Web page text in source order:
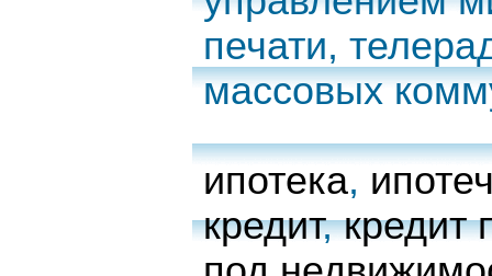
печати,
массовых
ипотека,
кредит,кредит